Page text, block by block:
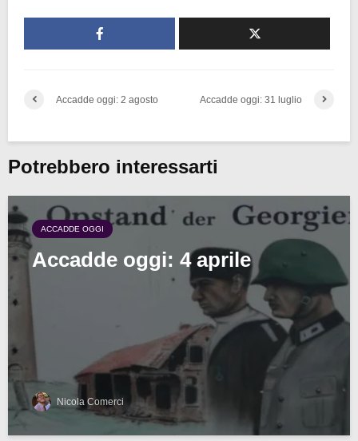
Accadde oggi: 2 agosto Accadde oggi: 31 luglio
Potrebbero interessarti
ACCADDE OGGI
Accadde oggi: 4 aprile
Nicola Comerci